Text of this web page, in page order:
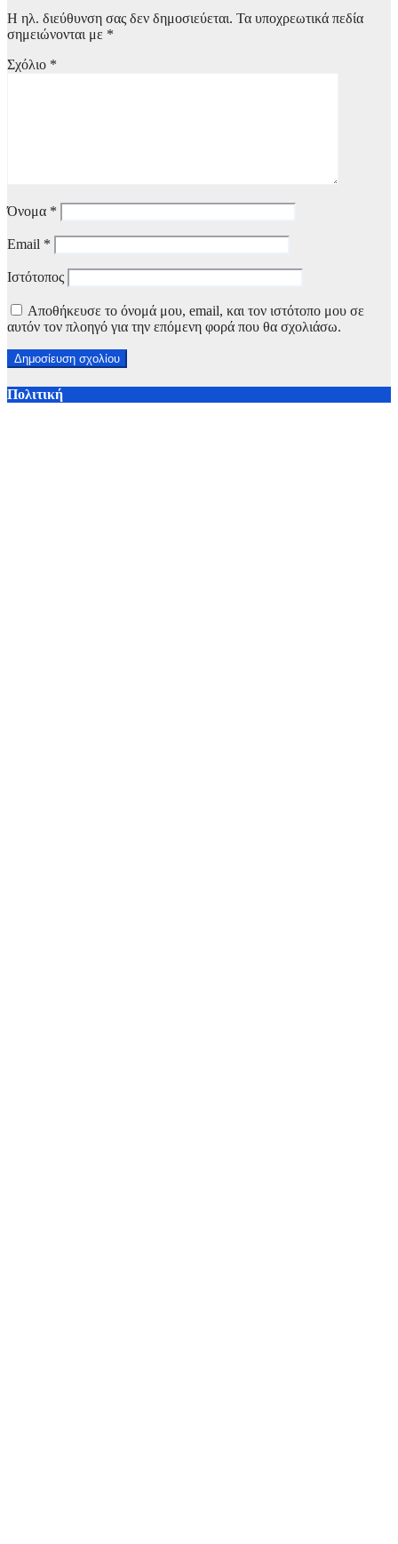
Η ηλ. διεύθυνση σας δεν δημοσιεύεται. Τα υποχρεωτικά πεδία
σημειώνονται με *
Σχόλιο *
Όνομα *
Email *
Ιστότοπος
Αποθήκευσε το όνομά μου, email, και τον ιστότοπο μου σε
αυτόν τον πλοηγό για την επόμενη φορά που θα σχολιάσω.
Πολιτική